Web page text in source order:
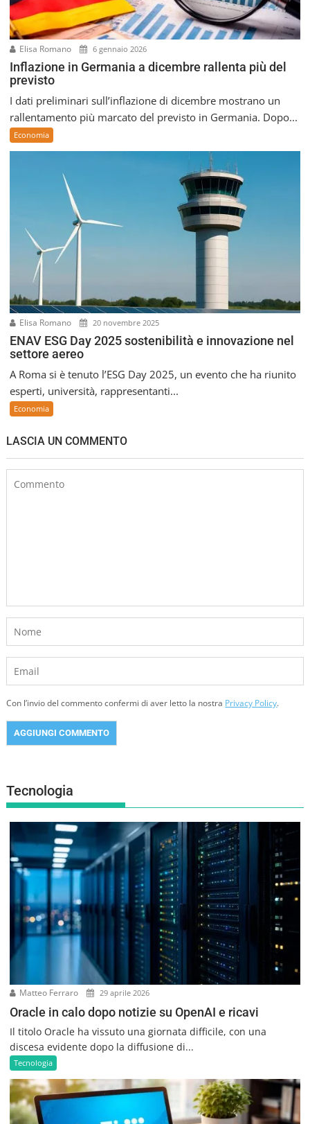
Elisa Romano 6 gennaio 2026
Inflazione in Germania a dicembre rallenta più del
previsto
I dati preliminari sull’inflazione di dicembre mostrano un
rallentamento più marcato del previsto in Germania. Dopo...
Economia
Elisa Romano 20 novembre 2025
ENAV ESG Day 2025 sostenibilità e innovazione nel
settore aereo
A Roma si è tenuto l’ESG Day 2025, un evento che ha riunito
esperti, università, rappresentanti...
Economia
LASCIA UN COMMENTO
Con l’invio del commento confermi di aver letto la nostra Privacy Policy.
Tecnologia
Matteo Ferraro 29 aprile 2026
Oracle in calo dopo notizie su OpenAI e ricavi
Il titolo Oracle ha vissuto una giornata difficile, con una
discesa evidente dopo la diffusione di...
Tecnologia